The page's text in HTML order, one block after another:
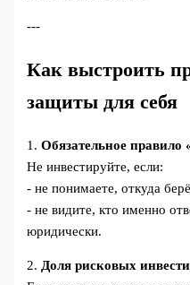
---
Как выстроить
защиты для себя
1.Обязательное правило
Не инвестируйте, если:
- не понимаете, откуда
- не видите, кто именно
юридически.
2.Доля рисковых